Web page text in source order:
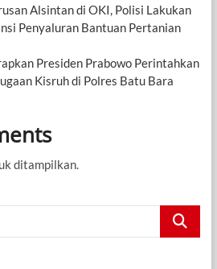
Alsintan di OKI, Polisi Lakukan
Penyaluran Bantuan Pertanian
Presiden Prabowo Perintahkan
Kisruh di Polres Batu Bara
ditampilkan.
Search